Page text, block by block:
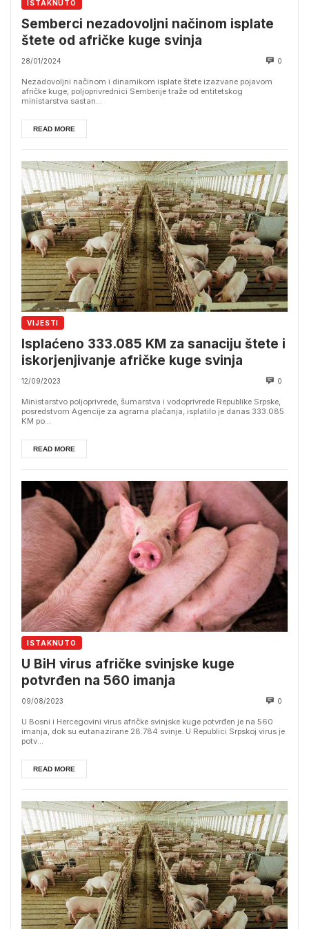
ISTAKNUTO
Semberci nezadovoljni načinom isplate
štete od afričke kuge svinja
28/01/2024 0
Nezadovoljni načinom i dinamikom isplate štete izazvane pojavom
afričke kuge, poljoprivrednici Semberije traže od entitetskog
ministarstva sastan...
READ MORE
VIJESTI
Isplaćeno 333.085 KM za sanaciju štete i
iskorjenjivanje afričke kuge svinja
12/09/2023 0
Ministarstvo poljoprivrede, šumarstva i vodoprivrede Republike Srpske,
posredstvom Agencije za agrarna plaćanja, isplatilo je danas 333.085
KM po...
READ MORE
ISTAKNUTO
U BiH virus afričke svinjske kuge
potvrđen na 560 imanja
09/08/2023 0
U Bosni i Hercegovini virus afričke svinjske kuge potvrđen je na 560
imanja, dok su eutanazirane 28.784 svinje. U Republici Srpskoj virus je
potv...
READ MORE